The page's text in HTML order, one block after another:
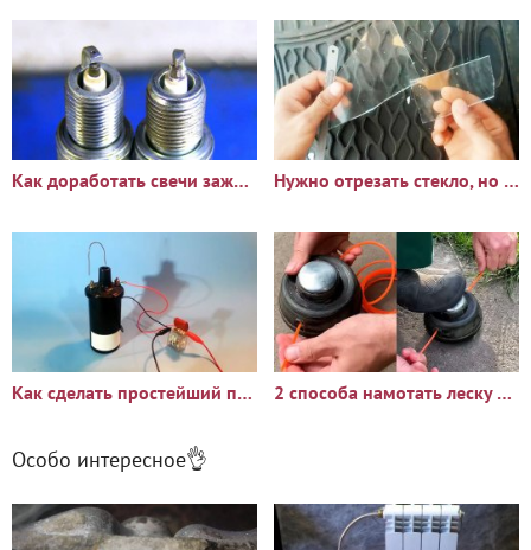
Как доработать свечи зажигания для увеличения мощности и Нужно отрезать стекло, но нет стеклореза? Используйте свечу
Как сделать простейший преобразователь высокого напряжения из 2 способа намотать леску на катушку триммера
Особо интересное👌